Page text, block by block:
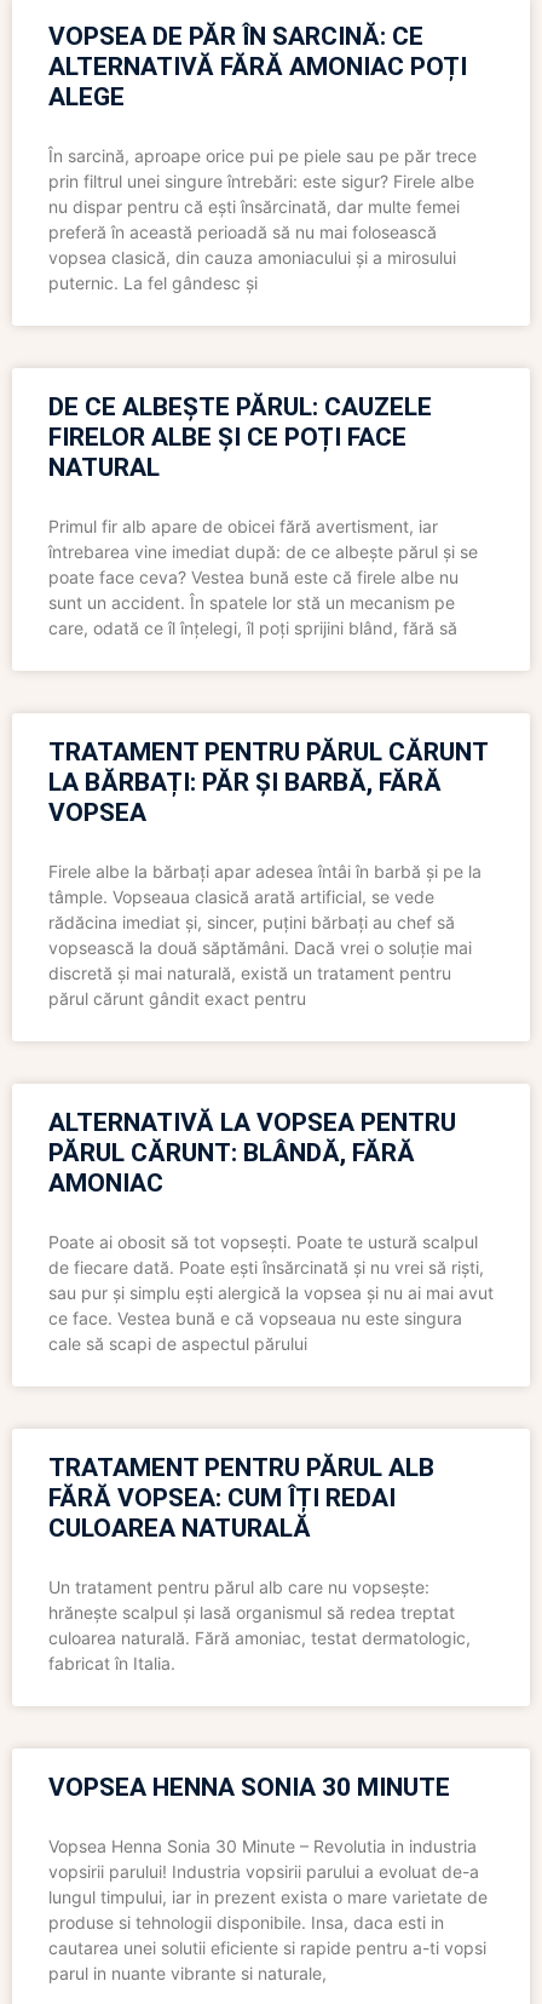
VOPSEA DE PĂR ÎN SARCINĂ: CE
ALTERNATIVĂ FĂRĂ AMONIAC POȚI
ALEGE
În sarcină, aproape orice pui pe piele sau pe păr trece
prin filtrul unei singure întrebări: este sigur? Firele albe
nu dispar pentru că ești însărcinată, dar multe femei
preferă în această perioadă să nu mai folosească
vopsea clasică, din cauza amoniacului și a mirosului
puternic. La fel gândesc și
DE CE ALBEȘTE PĂRUL: CAUZELE
FIRELOR ALBE ȘI CE POȚI FACE
NATURAL
Primul fir alb apare de obicei fără avertisment, iar
întrebarea vine imediat după: de ce albește părul și se
poate face ceva? Vestea bună este că firele albe nu
sunt un accident. În spatele lor stă un mecanism pe
care, odată ce îl înțelegi, îl poți sprijini blând, fără să
TRATAMENT PENTRU PĂRUL CĂRUNT
LA BĂRBAȚI: PĂR ȘI BARBĂ, FĂRĂ
VOPSEA
Firele albe la bărbați apar adesea întâi în barbă și pe la
tâmple. Vopseaua clasică arată artificial, se vede
rădăcina imediat și, sincer, puțini bărbați au chef să
vopsească la două săptămâni. Dacă vrei o soluție mai
discretă și mai naturală, există un tratament pentru
părul cărunt gândit exact pentru
ALTERNATIVĂ LA VOPSEA PENTRU
PĂRUL CĂRUNT: BLÂNDĂ, FĂRĂ
AMONIAC
Poate ai obosit să tot vopsești. Poate te ustură scalpul
de fiecare dată. Poate ești însărcinată și nu vrei să riști,
sau pur și simplu ești alergică la vopsea și nu ai mai avut
ce face. Vestea bună e că vopseaua nu este singura
cale să scapi de aspectul părului
TRATAMENT PENTRU PĂRUL ALB
FĂRĂ VOPSEA: CUM ÎȚI REDAI
CULOAREA NATURALĂ
Un tratament pentru părul alb care nu vopsește:
hrănește scalpul și lasă organismul să redea treptat
culoarea naturală. Fără amoniac, testat dermatologic,
fabricat în Italia.
VOPSEA HENNA SONIA 30 MINUTE
Vopsea Henna Sonia 30 Minute – Revolutia in industria
vopsirii parului! Industria vopsirii parului a evoluat de-a
lungul timpului, iar in prezent exista o mare varietate de
produse si tehnologii disponibile. Insa, daca esti in
cautarea unei solutii eficiente si rapide pentru a-ti vopsi
parul in nuante vibrante si naturale,